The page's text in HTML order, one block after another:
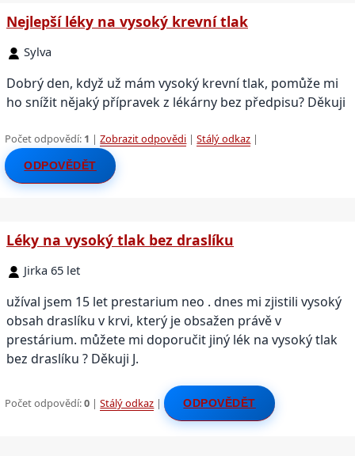
Nejlepší léky na vysoký krevní tlak
Sylva
Dobrý den, když už mám vysoký krevní tlak, pomůže mi
ho snížit nějaký přípravek z lékárny bez předpisu? Děkuji
Počet odpovědí: 1 |Zobrazit odpovědi |Stálý odkaz |
ODPOVĚDĚT
Léky na vysoký tlak bez draslíku
Jirka 65 let
užíval jsem 15 let prestarium neo . dnes mi zjistili vysoký
obsah draslíku v krvi, který je obsažen právě v
prestárium. můžete mi doporučit jiný lék na vysoký tlak
bez draslíku ? Děkuji J.
Počet odpovědí:0 |Stálý odkaz | ODPOVĚDĚT